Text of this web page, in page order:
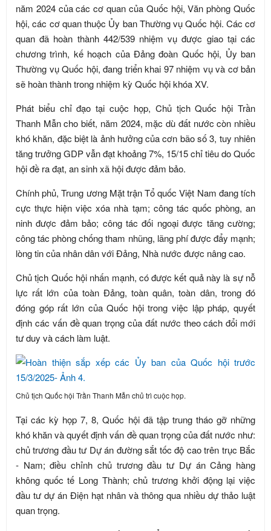
năm 2024 của các cơ quan của Quốc hội, Văn phòng Quốc
hội, các cơ quan thuộc Ủy ban Thường vụ Quốc hội. Các cơ
quan đã hoàn thành 442/539 nhiệm vụ được giao tại các
chương trình, kế hoạch của Đảng đoàn Quốc hội, Ủy ban
Thường vụ Quốc hội, đang triển khai 97 nhiệm vụ và cơ bản
sẽ hoàn thành trong nhiệm kỳ Quốc hội khóa XV.
Phát biểu chỉ đạo tại cuộc họp, Chủ tịch Quốc hội Trần
Thanh Mẫn cho biết, năm 2024, mặc dù đất nước còn nhiều
khó khăn, đặc biệt là ảnh hưởng của cơn bão số 3, tuy nhiên
tăng trưởng GDP vẫn đạt khoảng 7%, 15/15 chỉ tiêu do Quốc
hội đề ra đạt, an sinh xã hội được đảm bảo.
Chính phủ, Trung ương Mặt trận Tổ quốc Việt Nam đang tích
cực thực hiện việc xóa nhà tạm; công tác quốc phòng, an
ninh được đảm bảo; công tác đối ngoại được tăng cường;
công tác phòng chống tham nhũng, lãng phí được đẩy mạnh;
lòng tin của nhân dân với Đảng, Nhà nước được nâng cao.
Chủ tịch Quốc hội nhấn mạnh, có được kết quả này là sự nỗ
lực rất lớn của toàn Đảng, toàn quân, toàn dân, trong đó
đóng góp rất lớn của Quốc hội trong việc lập pháp, quyết
định các vấn đề quan trọng của đất nước theo cách đổi mới
tư duy và cách làm luật.
Chủ tịch Quốc hội Trần Thanh Mẫn chủ trì cuộc họp.
Tại các kỳ họp 7, 8, Quốc hội đã tập trung tháo gỡ những
khó khăn và quyết định vấn đề quan trọng của đất nước như:
chủ trương đầu tư Dự án đường sắt tốc độ cao trên trục Bắc
- Nam; điều chỉnh chủ trương đầu tư Dự án Cảng hàng
không quốc tế Long Thành; chủ trương khởi động lại việc
đầu tư dự án Điện hạt nhân và thông qua nhiều dự thảo luật
quan trọng.